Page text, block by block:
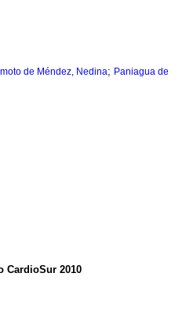
de Méndez, Nedina; Paniagua de
CardioSur 2010